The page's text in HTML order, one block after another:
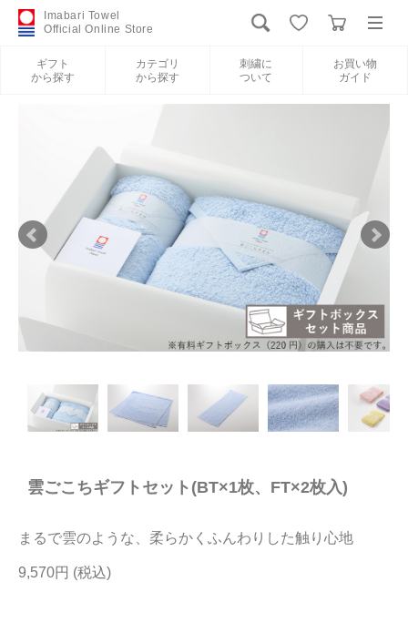
Imabari Towel
Official Online Store
ギフト
から探す
カテゴリ
から探す
刺繍に
ついて
お買い物
ガイド
新規会員登録
ギフトから探す
カテゴリから探す
刺繍について
お買い物ガイド
当サイトについて
雲ごこちギフトセット(BT×1枚、FT×2枚入)
まるで雲のような、柔らかくふんわりした触り心地
9,570円